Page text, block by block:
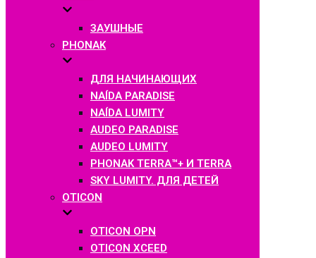
ЗАУШНЫЕ
PHONAK
ДЛЯ НАЧИНАЮЩИХ
NAÍDA PARADISE
NAÍDA LUMITY
AUDEO PARADISE
AUDEO LUMITY
PHONAK TERRA™+ И TERRA
SKY LUMITY. ДЛЯ ДЕТЕЙ
OTICON
OTICON OPN
OTICON XCEED